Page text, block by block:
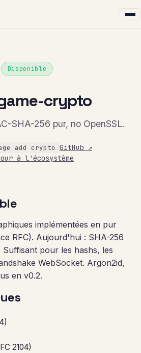
Disponible
crypto
SHA-256 pur, no OpenSSL.
add crypto GitHub ↗
à l'écosystème
implémentées en pur
RFC). Aujourd'hui : SHA-256
Suffisant pour les hashs, les
WebSocket. Argon2id,
en v0.2.
2104)